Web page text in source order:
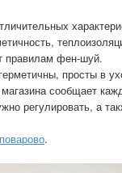
правилам фен-шуй.
просты в
сообщает
регулировать, а
.